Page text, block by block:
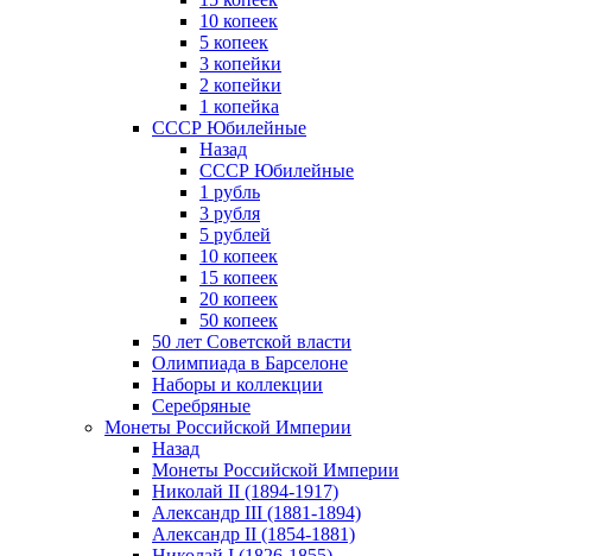
10 копеек
5 копеек
3 копейки
2 копейки
1 копейка
СССР Юбилейные
Назад
СССР Юбилейные
1 рубль
3 рубля
5 рублей
10 копеек
15 копеек
20 копеек
50 копеек
50 лет Советской власти
Олимпиада в Барселоне
Наборы и коллекции
Серебряные
Монеты Российской Империи
Назад
Монеты Российской Империи
Николай II (1894-1917)
Александр III (1881-1894)
Александр II (1854-1881)